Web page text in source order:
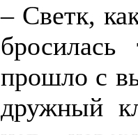
– Светк,
прошло с
дружный